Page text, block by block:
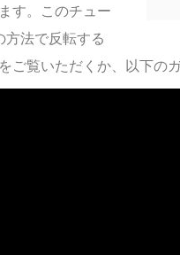
す。このチュー
方法で反転する
覧いただくか、以下の